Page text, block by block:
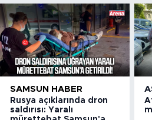
SAMSUN HABER
Rusya açıklarında dron
saldırısı: Yaralı